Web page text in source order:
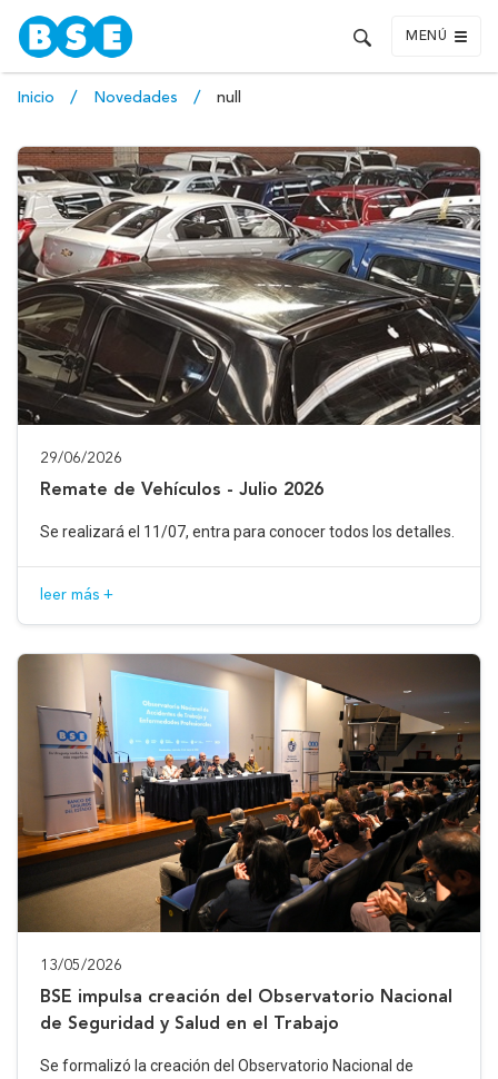
MENÚ
Inicio Novedades null
29/06/2026
Remate de Vehículos - Julio 2026
Se realizará el 11/07, entra para conocer todos los detalles.
leer más +
13/05/2026
BSE impulsa creación del Observatorio Nacional
de Seguridad y Salud en el Trabajo
Se formalizó la creación del Observatorio Nacional de